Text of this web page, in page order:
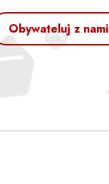
Obywateluj z nami